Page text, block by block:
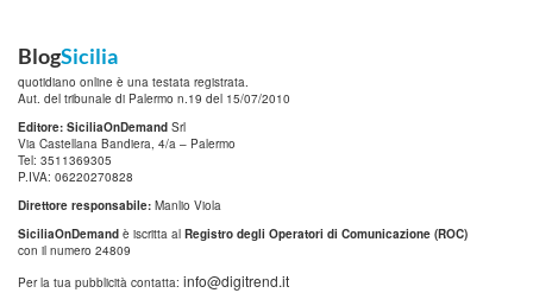
BlogSicilia
quotidiano online è una testata registrata.
Aut. del tribunale di Palermo n.19 del 15/07/2010
Editore: SiciliaOnDemand Srl
Via Castellana Bandiera, 4/a – Palermo
Tel: 3511369305
P.IVA: 06220270828
Direttore responsabile: Manlio Viola
SiciliaOnDemand è iscritta al Registro degli Operatori di Comunicazione (ROC)
con il numero 24809
Per la tua pubblicità contatta: info@digitrend.it